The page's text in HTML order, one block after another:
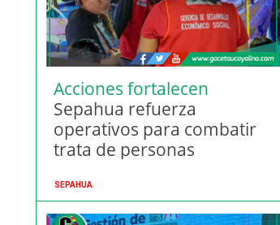
Acciones fortalecen
seguridad ciudadana
Sepahua refuerza
operativos para combatir
trata de personas
SEPAHUA